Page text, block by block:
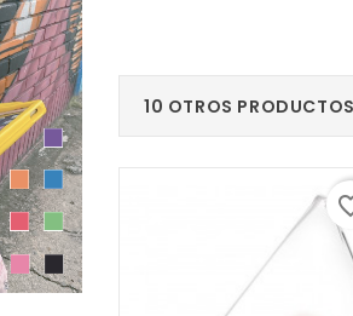
10 OTROS